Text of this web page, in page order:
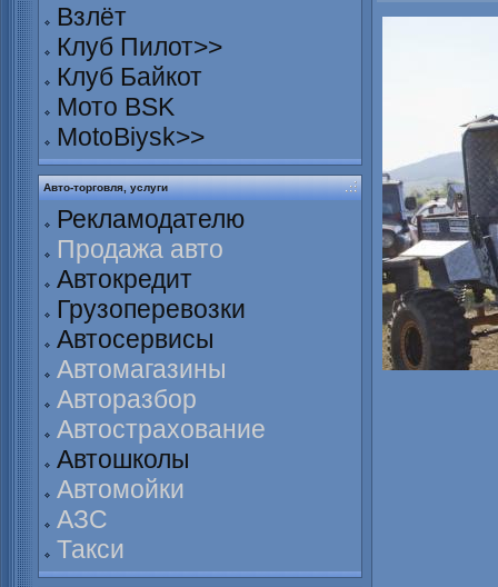
Взлёт
Клуб Пилот>>
Клуб Байкот
Мото BSK
MotoBiysk>>
Авто-торговля, услуги
Рекламодателю
Продажа авто
Автокредит
Грузоперевозки
Автосервисы
Автомагазины
Авторазбор
Автострахование
Автошколы
Автомойки
АЗС
Такси